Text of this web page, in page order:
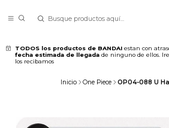
TODOS los productos de BANDAI estan con
fecha estimada de llegada de ninguno de ellos.
los recibamos
Inicio One Piece OP04-088 U